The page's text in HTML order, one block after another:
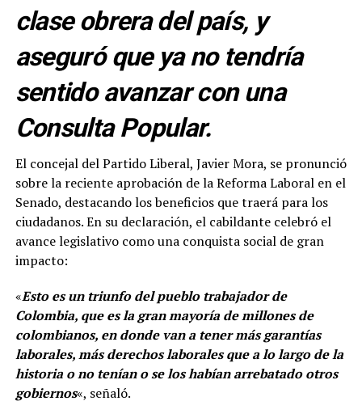
clase obrera del país, y
aseguró que ya no tendría
sentido avanzar con una
Consulta Popular.
El concejal del Partido Liberal, Javier Mora, se pronunció
sobre la reciente aprobación de la Reforma Laboral en el
Senado, destacando los beneficios que traerá para los
ciudadanos. En su declaración, el cabildante celebró el
avance legislativo como una conquista social de gran
impacto:
«Esto es un triunfo del pueblo trabajador de
Colombia, que es la gran mayoría de millones de
colombianos, en donde van a tener más garantías
laborales, más derechos laborales que a lo largo de la
historia o no tenían o se los habían arrebatado otros
gobiernos«, señaló.